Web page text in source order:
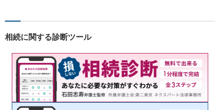
ます。【分割払い対応・法テ
安はご相談ください。
相続に関する診断ツール